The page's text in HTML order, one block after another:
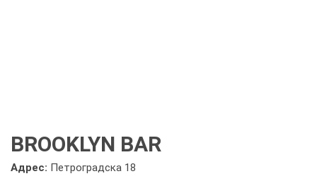
BROOKLYN BAR
Адрес: Петроградска 18